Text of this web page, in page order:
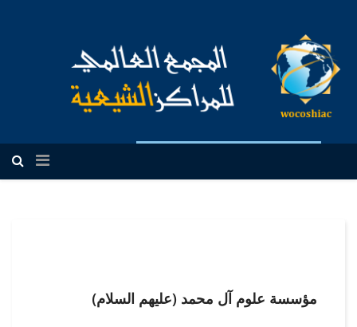
مؤسسة علوم آل محمد (عليهم السلام)